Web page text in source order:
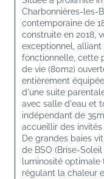
Charbonnières-les-
contemporaine de
construite en 2018,
exceptionnel,
fonctionnelle, cette
de vie (80m2)
entièrement
d'une suite
avec salle d'eau et
indépendant de
accueillir des
De grandes baies
de BSO (Brise-
luminosité optimale
régulant la chaleur